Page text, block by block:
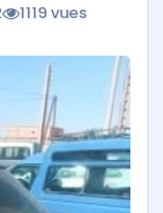
1119 vues